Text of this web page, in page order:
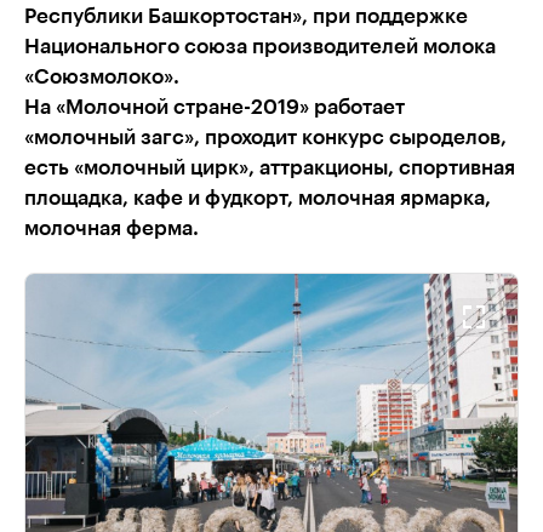
Республики Башкортостан», при поддержке
Национального союза производителей молока
«Союзмолоко».
На «Молочной стране-2019» работает
«молочный загс», проходит конкурс сыроделов,
есть «молочный цирк», аттракционы, спортивная
площадка, кафе и фудкорт, молочная ярмарка,
молочная ферма.